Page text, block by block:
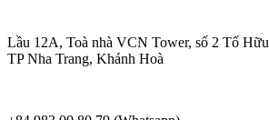
Lầu 12A, Toà nhà VCN Tower, số 2 Tố
TP Nha Trang, Khánh Hoà